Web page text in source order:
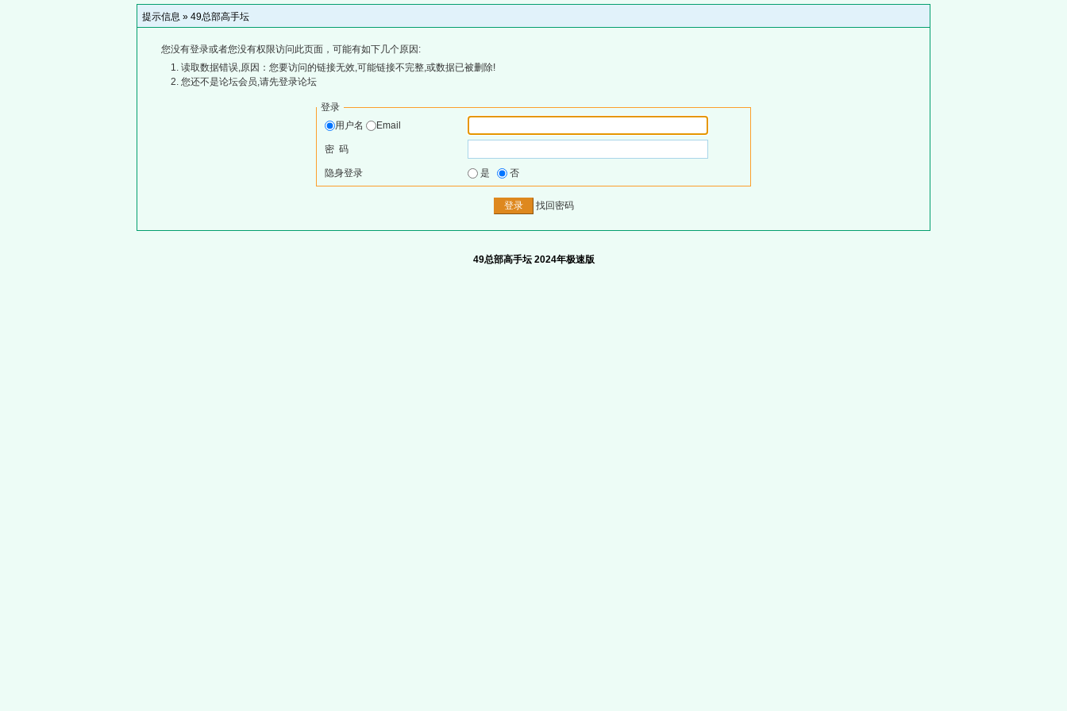
提示信息 » 49总部高手坛
您没有登录或者您没有权限访问此页面，可能有如下几个原因:
读取数据错误,原因：您要访问的链接无效,可能链接不完整,或数据已被删除!
您还不是论坛会员,请先登录论坛
登录
用户名
Email
密 码
隐身登录 是 否
找回密码
49总部高手坛 2024年极速版